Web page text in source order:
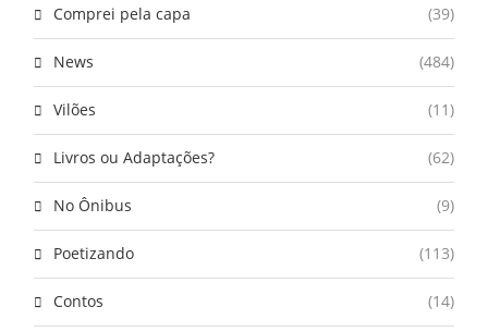
Comprei pela capa (39)
News (484)
Vilões (11)
Livros ou Adaptações? (62)
No Ônibus (9)
Poetizando (113)
Contos (14)